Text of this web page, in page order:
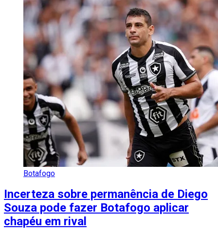
Botafogo
Incerteza sobre permanência de Diego
Souza pode fazer Botafogo aplicar
chapéu em rival